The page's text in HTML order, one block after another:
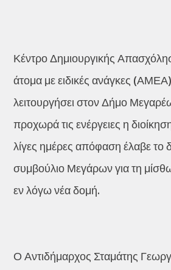
Κέντρο Δημιουργικής
άτομα με ειδικές ανάγκες
λειτουργήσει στον Δήμο
προχωρά τις ενέργειες η
λίγες ημέρες απόφαση έλαβε το
συμβούλιο Μεγάρων για τη
εν λόγω νέα δομή.
Ο Αντιδήμαρχος Σταμάτης